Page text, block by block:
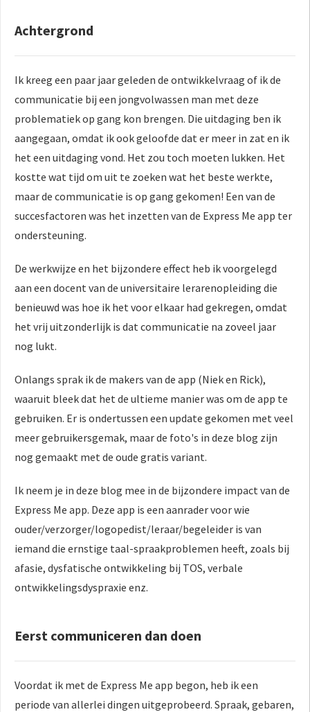
Achtergrond
Ik kreeg een paar jaar geleden de ontwikkelvraag of ik de
communicatie bij een jongvolwassen man met deze
problematiek op gang kon brengen. Die uitdaging ben ik
aangegaan, omdat ik ook geloofde dat er meer in zat en ik
het een uitdaging vond. Het zou toch moeten lukken. Het
kostte wat tijd om uit te zoeken wat het beste werkte,
maar de communicatie is op gang gekomen! Een van de
succesfactoren was het inzetten van de Express Me app ter
ondersteuning.
De werkwijze en het bijzondere effect heb ik voorgelegd
aan een docent van de universitaire lerarenopleiding die
benieuwd was hoe ik het voor elkaar had gekregen, omdat
het vrij uitzonderlijk is dat communicatie na zoveel jaar
nog lukt.
Onlangs sprak ik de makers van de app (Niek en Rick),
waaruit bleek dat het de ultieme manier was om de app te
gebruiken. Er is ondertussen een update gekomen met veel
meer gebruikersgemak, maar de foto's in deze blog zijn
nog gemaakt met de oude gratis variant.
Ik neem je in deze blog mee in de bijzondere impact van de
Express Me app. Deze app is een aanrader voor wie
ouder/verzorger/logopedist/leraar/begeleider is van
iemand die ernstige taal-spraakproblemen heeft, zoals bij
afasie, dysfatische ontwikkeling bij TOS, verbale
ontwikkelingsdyspraxie enz.
Eerst communiceren dan doen
Voordat ik met de Express Me app begon, heb ik een
periode van allerlei dingen uitgeprobeerd. Spraak, gebaren,